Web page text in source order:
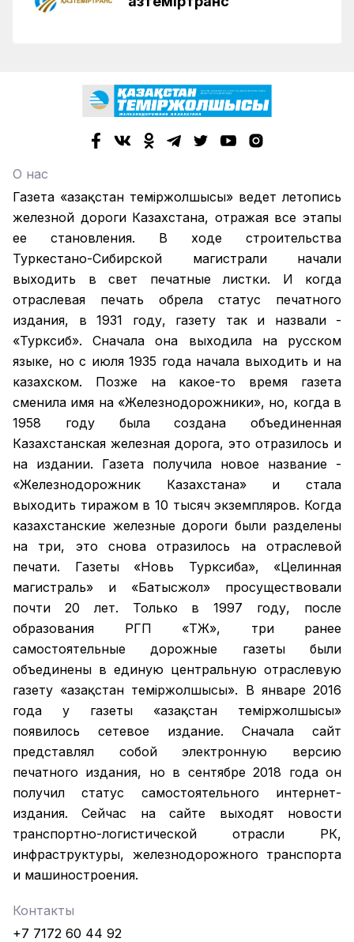
О нас
Газета «Қазақстан теміржолшысы» ведет летопись
железной дороги Казахстана, отражая все этапы
ее становления. В ходе строительства
Туркестано-Сибирской магистрали начали
выходить в свет печатные листки. И когда
отраслевая печать обрела статус печатного
издания, в 1931 году, газету так и назвали -
«Турксиб». Сначала она выходила на русском
языке, но с июля 1935 года начала выходить и на
казахском. Позже на какое-то время газета
сменила имя на «Железнодорожники», но, когда в
1958 году была создана объединенная
Казахстанская железная дорога, это отразилось и
на издании. Газета получила новое название -
«Железнодорожник Казахстана» и стала
выходить тиражом в 10 тысяч экземпляров. Когда
казахстанские железные дороги были разделены
на три, это снова отразилось на отраслевой
печати. Газеты «Новь Турксиба», «Целинная
магистраль» и «Батысжол» просуществовали
почти 20 лет. Только в 1997 году, после
образования РГП «ҚТЖ», три ранее
самостоятельные дорожные газеты были
объединены в единую центральную отраслевую
газету «Қазақстан темiржолшысы». В январе 2016
года у газеты «Қазақстан теміржолшысы»
появилось сетевое издание. Сначала сайт
представлял собой электронную версию
печатного издания, но в сентябре 2018 года он
получил статус самостоятельного интернет-
издания. Сейчас на сайте выходят новости
транспортно-логистической отрасли РК,
инфраструктуры, железнодорожного транспорта
и машиностроения.
Контакты
+7 7172 60 44 92